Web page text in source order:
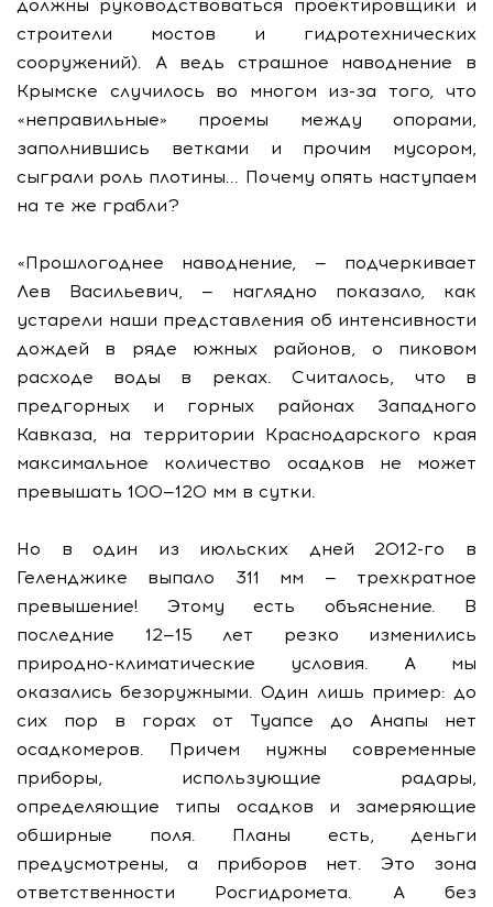
должны руководствоваться проектировщики и
строители мостов и гидротехнических
сооружений). А ведь страшное наводнение в
Крымске случилось во многом из-за того, что
«неправильные» проемы между опорами,
заполнившись ветками и прочим мусором,
сыграли роль плотины... Почему опять наступаем
на те же грабли?
«Прошлогоднее наводнение, — подчеркивает
Лев Васильевич, — наглядно показало, как
устарели наши представления об интенсивности
дождей в ряде южных районов, о пиковом
расходе воды в реках. Считалось, что в
предгорных и горных районах Западного
Кавказа, на территории Краснодарского края
максимальное количество осадков не может
превышать 100—120 мм в сутки.
Но в один из июльских дней 2012-го в
Геленджике выпало 311 мм — трехкратное
превышение! Этому есть объяснение. В
последние 12—15 лет резко изменились
природно-климатические условия. А мы
оказались безоружными. Один лишь пример: до
сих пор в горах от Туапсе до Анапы нет
осадкомеров. Причем нужны современные
приборы, использующие радары,
определяющие типы осадков и замеряющие
обширные поля. Планы есть, деньги
предусмотрены, а приборов нет. Это зона
ответственности Росгидромета. А без